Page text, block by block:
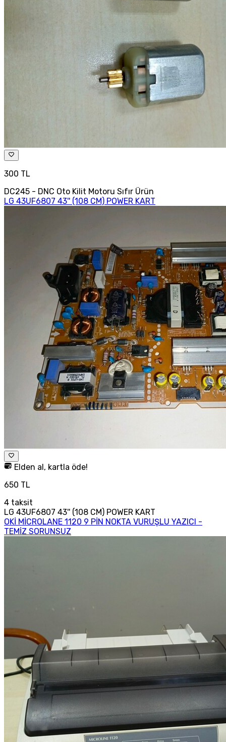
300 TL
DC245 - DNC Oto Kilit Motoru Sıfır Ürün
LG 43UF6807 43'' (108 CM) POWER KART
Elden al, kartla öde!
650 TL
4 taksit
LG 43UF6807 43'' (108 CM) POWER KART
OKİ MİCROLANE 1120 9 PİN NOKTA VURUŞLU YAZICI -
TEMİZ SORUNSUZ